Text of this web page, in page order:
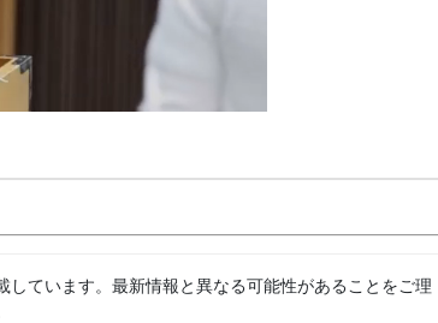
ています。最新情報と異なる可能性があることをご理